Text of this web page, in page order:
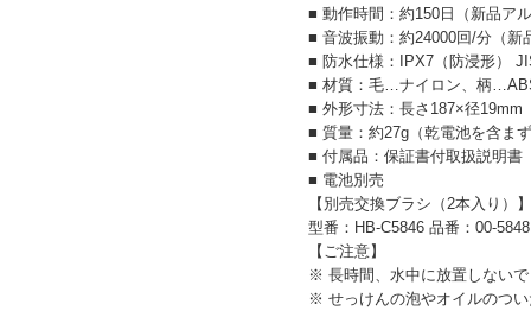
■ 動作時間：約150日（新品ア
■ 音波振動：約24000回/分（新
■ 防水仕様：IPX7（防浸形）
■ 材質：毛…ナイロン、柄
■ 外形寸法：長さ187×径19mm
■ 質量：約27g（乾電池を含ま
■ 付属品：保証書付取扱説明書
■ 電池別売
【別売交換ブラシ（2本入り）】
型番：HB-C5846 品番：00-5848
【ご注意】
※ 長時間、水中に放置しない
※ せっけんの泡やオイルのつ